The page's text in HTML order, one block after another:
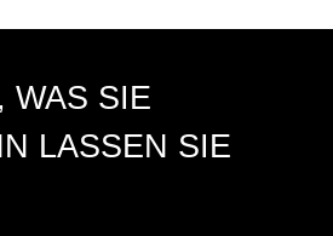
WAS SIE
LASSEN SIE